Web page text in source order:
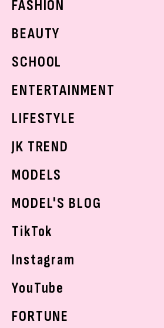
FASHION
着回し
BEAUTY
ベストコスメ
ボディケア
SCHOOL
学校ヘアメイク
ENTERTAINMENT
K-POP
LIFESTYLE
モデルの購入品
おでかけ
JK TREND
MODELS
MODEL'S BLOG
TikTok
Instagram
YouTube
FORTUNE